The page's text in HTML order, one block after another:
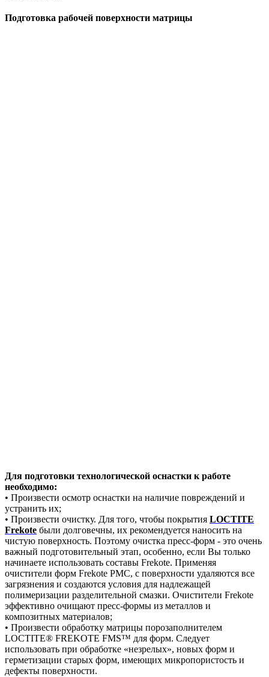
Подготовка рабочей поверхности матрицы
Для подготовки технологической оснастки к работе
необходимо:
• Произвести осмотр оснастки на наличие повреждений и
устранить их;
• Произвести очистку. Для того, чтобы покрытия LOCTITE
Frekote были долговечны, их рекомендуется наносить на
чистую поверхность. Поэтому очистка пресс-форм - это очень
важный подготовительный этап, особенно, если Вы только
начинаете использовать составы Frekote. Применяя
очистители форм Frekote PMC, с поверхности удаляются все
загрязнения и создаются условия для надлежащей
полимеризации разделительной смазки. Очистители Frekote
эффективно очищают пресс-формы из металлов и
композитных материалов;
• Произвести обработку матрицы порозаполнителем
LOCTITE® FREKOTE FMS™ для форм. Следует
использовать при обработке «незрелых», новых форм и
герметизации старых форм, имеющих микропористость и
дефекты поверхности.